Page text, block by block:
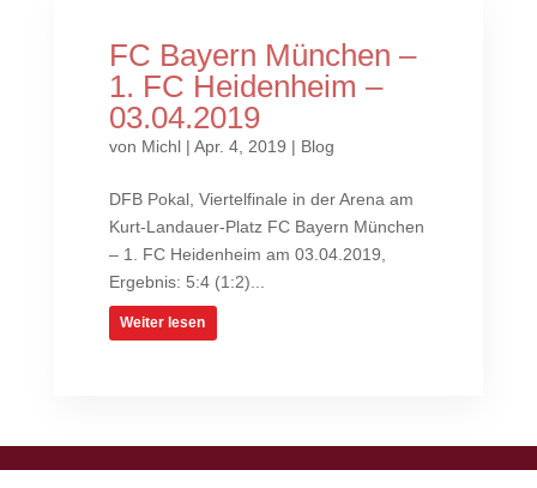
FC Bayern München –
1. FC Heidenheim –
03.04.2019
von Michl| Apr. 4, 2019 | Blog
DFB Pokal, Viertelfinale in der Arena am
Kurt-Landauer-Platz FC Bayern München
– 1. FC Heidenheim am 03.04.2019,
Ergebnis: 5:4 (1:2)...
Weiter lesen